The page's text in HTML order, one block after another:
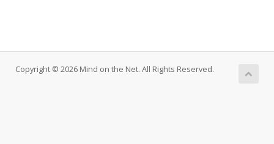
Copyright © 2026 Mind on the Net. All Rights Reserved.